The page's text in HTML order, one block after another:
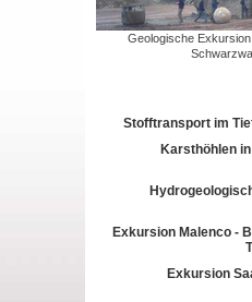
Geologische
Stofftransport im
Karsthöhlen
Exkursion Malenco -
Exkursion